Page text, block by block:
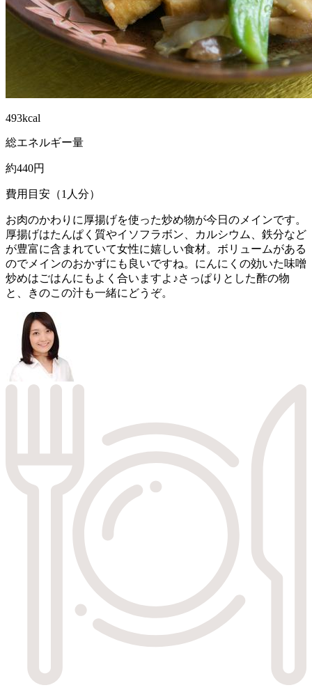
493kcal
総エネルギー量
約440円
費用目安（1人分）
お肉のかわりに厚揚げを使った炒め物が今日のメインです。
厚揚げはたんぱく質やイソフラボン、カルシウム、鉄分など
が豊富に含まれていて女性に嬉しい食材。ボリュームがある
のでメインのおかずにも良いですね。にんにくの効いた味噌
炒めはごはんにもよく合いますよ♪さっぱりとした酢の物
と、きのこの汁も一緒にどうぞ。